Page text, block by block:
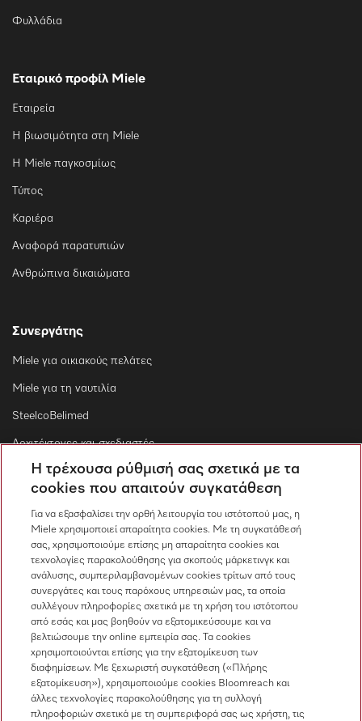
Φυλλάδια
Εταιρικό προφίλ Miele
Εταιρεία
Η βιωσιμότητα στη Miele
Η Miele παγκοσμίως
Τύπος
Καριέρα
Αναφορά παρατυπιών
Ανθρώπινα δικαιώματα
Συνεργάτης
Miele για οικιακούς πελάτες
Miele για τη ναυτιλία
SteelcoBelimed
Αρχιτέκτονες και σχεδιαστές
Για εμπορικούς συνεργάτες
Επικοινωνία
Επισκόπηση επικοινωνίας
Πωλήσεις
210 6794444
Εξυπηρέτηση πελατών
210 6794444
Η τρέχουσα ρύθμισή σας σχετικά με τα
cookies που απαιτούν συγκατάθεση
Για να εξασφαλίσει την ορθή λειτουργία του ιστότοπού μας, η
Miele χρησιμοποιεί απαραίτητα cookies. Με τη συγκατάθεσή
σας, χρησιμοποιούμε επίσης μη απαραίτητα cookies και
τεχνολογίες παρακολούθησης για σκοπούς μάρκετινγκ και
ανάλυσης, συμπεριλαμβανομένων cookies τρίτων από τους
συνεργάτες και τους παρόχους υπηρεσιών μας, τα οποία
συλλέγουν πληροφορίες σχετικά με τη χρήση του ιστότοπου
από εσάς και μας βοηθούν να εξατομικεύσουμε και να
βελτιώσουμε την online εμπειρία σας. Τα cookies
χρησιμοποιούνται επίσης για την εξατομίκευση των
διαφημίσεων. Με ξεχωριστή συγκατάθεση («Πλήρης
εξατομίκευση»), χρησιμοποιούμε cookies Bloomreach και
άλλες τεχνολογίες παρακολούθησης για τη συλλογή
πληροφοριών σχετικά με τη συμπεριφορά σας ως χρήστη, τις